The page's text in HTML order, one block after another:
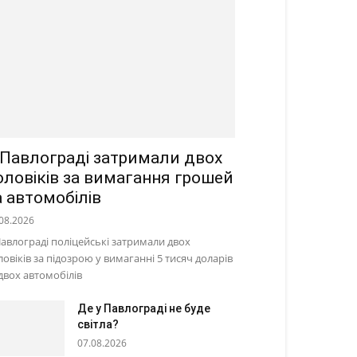
затримали двох
за вимагання грошей
автомобілів
поліцейські затримали двох
за підозрою у вимаганні 5 тисяч доларів
автомобілів
Де у Павлограді не буде
світла?
07.08.2026